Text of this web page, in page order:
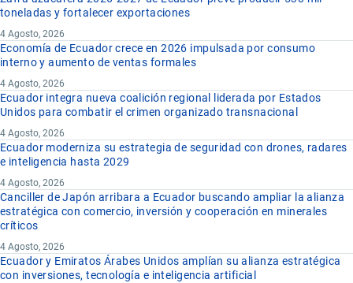
toneladas y fortalecer exportaciones
4 Agosto, 2026
Economía de Ecuador crece en 2026 impulsada por consumo
interno y aumento de ventas formales
4 Agosto, 2026
Ecuador integra nueva coalición regional liderada por Estados
Unidos para combatir el crimen organizado transnacional
4 Agosto, 2026
Ecuador moderniza su estrategia de seguridad con drones, radares
e inteligencia hasta 2029
4 Agosto, 2026
Canciller de Japón arribara a Ecuador buscando ampliar la alianza
estratégica con comercio, inversión y cooperación en minerales
críticos
4 Agosto, 2026
Ecuador y Emiratos Árabes Unidos amplían su alianza estratégica
con inversiones, tecnología e inteligencia artificial